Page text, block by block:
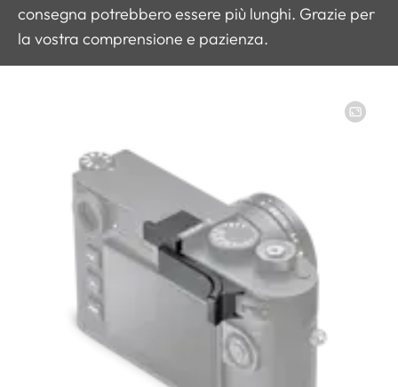
consegna potrebbero essere più lunghi. Grazie per
la vostra comprensione e pazienza.